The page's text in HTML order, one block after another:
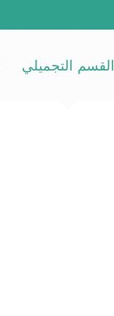
القسم التجميلي